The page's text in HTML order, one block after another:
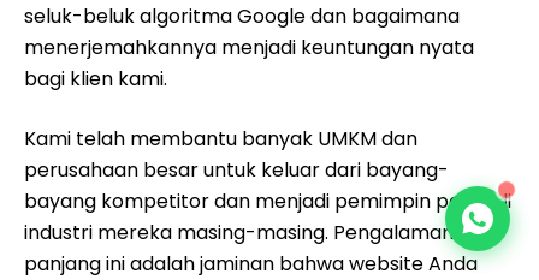
seluk-beluk algoritma Google dan bagaimana
menerjemahkannya menjadi keuntungan nyata
bagi klien kami.
Kami telah membantu banyak UMKM dan
perusahaan besar untuk keluar dari bayang-
bayang kompetitor dan menjadi pemimpin pasar di
industri mereka masing-masing. Pengalaman
panjang ini adalah jaminan bahwa website Anda